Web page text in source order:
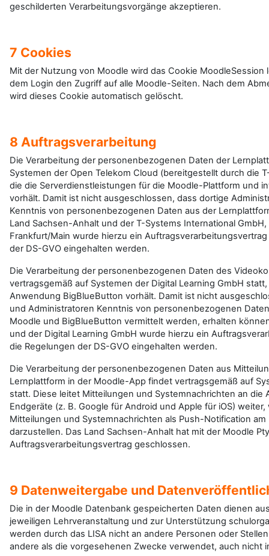
geschilderten Verarbeitungsvorgänge akzeptieren.
7 Cookies
Mit der Nutzung von Moodle wird das Cookie
dem Login den Zugriff auf alle Moodle-Seiten. Nach dem
wird dieses Cookie automatisch gelöscht.
8 Auftragsverarbeitung
Die Verarbeitung der personenbezogenen Daten der
Systemen der Open Telekom Cloud (bereitgestellt durch die
die die Serverdienstleistungen für die Moodle-Plattform und
vorhält. Damit ist nicht ausgeschlossen, dass dortige
Kenntnis von personenbezogenen Daten aus der
Land Sachsen-Anhalt und der T-Systems International
Frankfurt/Main wurde hierzu ein
der DS-GVO eingehalten werden.
Die Verarbeitung der personenbezogenen Daten des
vertragsgemäß auf Systemen der Digital Learning GmbH
Anwendung BigBlueButton vorhält. Damit ist nicht
und Administratoren Kenntnis von personenbezogenen
Moodle und BigBlueButton vermittelt werden, erhalten
und der Digital Learning GmbH wurde hierzu ein
die Regelungen der DS-GVO eingehalten werden.
Die Verarbeitung der personenbezogenen Daten aus
Lernplattform in der Moodle-App findet vertragsgemäß auf
statt. Diese leitet Mitteilungen und Systemnachrichten an die
Endgeräte (z. B. Google für Android und Apple für iOS)
Mitteilungen und Systemnachrichten als Push-Notification
darzustellen. Das Land Sachsen-Anhalt hat mit der Moodle
Auftragsverarbeitungsvertrag geschlossen.
9 Datenweitergabe und
Die in der Moodle Datenbank gespeicherten Daten dienen
jeweiligen Lehrveranstaltung und zur Unterstützung
werden durch das LISA nicht an andere Personen oder
andere als die vorgesehenen Zwecke verwendet, auch nicht